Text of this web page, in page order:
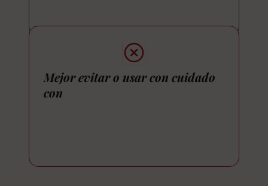
Mejor evitar o usar con cuidado
con